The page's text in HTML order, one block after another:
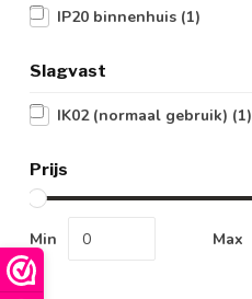
IP20 binnenhuis (1)
Slagvast
IK02 (normaal gebruik) (1)
Prijs
Min Max